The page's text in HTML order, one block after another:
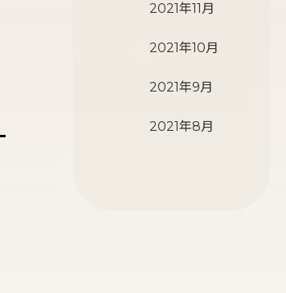
2021年11月
2021年10月
2021年9月
2021年8月